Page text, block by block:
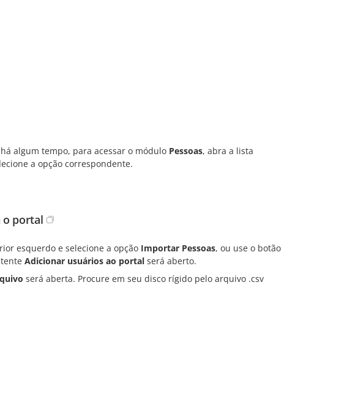
algum tempo, para acessar o módulo Pessoas, abra a lista
a opção correspondente.
o portal
esquerdo e selecione a opção Importar Pessoas, ou use o botão
Adicionar usuários ao portal será aberto.
será aberta. Procure em seu disco rígido pelo arquivo .csv